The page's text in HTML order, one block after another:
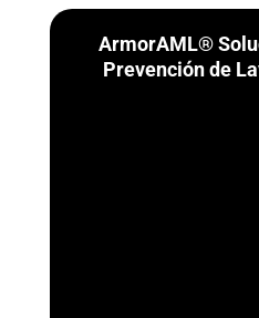
ArmorAML®
Prevención de